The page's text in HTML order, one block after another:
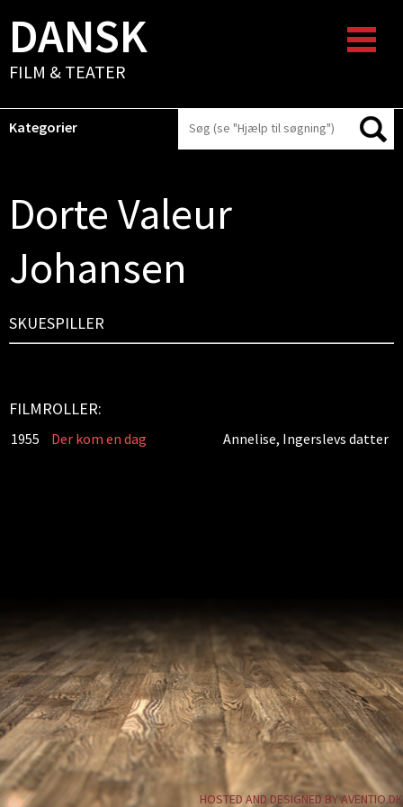
DANSK
FILM & TEATER
Kategorier
Dorte Valeur
Johansen
SKUESPILLER
FILMROLLER:
1955 Der kom en dag Annelise, Ingerslevs datter
HOSTED AND DESIGNED BY AVENTIO.DK